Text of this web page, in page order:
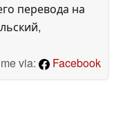
перевода на
via:
Facebook